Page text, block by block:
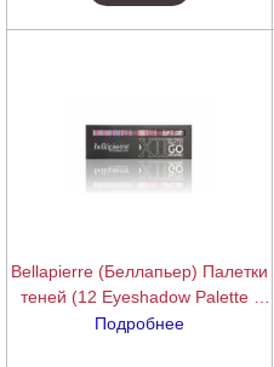
Bellapierre (Беллапьер) Палетки
теней (12 Eyeshadow Palette |
Go Smokey), 14 г.
Подробнее